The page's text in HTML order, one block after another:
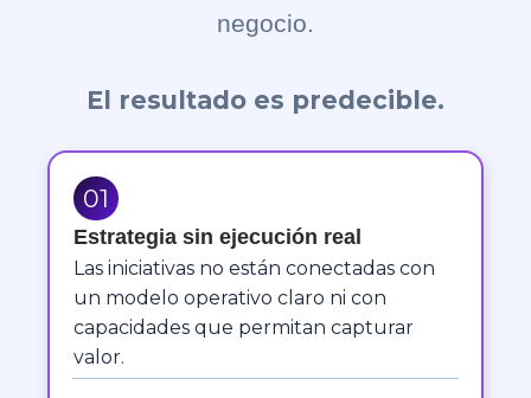
negocio.
El resultado es predecible.
01
Estrategia sin ejecución real
Las iniciativas no están conectadas con
un modelo operativo claro ni con
capacidades que permitan capturar
valor.